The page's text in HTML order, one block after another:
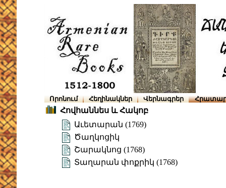
Որոնում Հեղինակներ Վերնագրեր
Հովհաննես և Հակոբ
Աւետարան (1769)
Ծաղկոցիկ
Շարակնոց (1768)
Տաղարան փոքրիկ (1768)